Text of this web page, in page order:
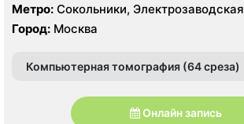
Метро: Сокольники, Электрозаводская
Город: Москва
Компьютерная томография (64 среза)
Онлайн запись